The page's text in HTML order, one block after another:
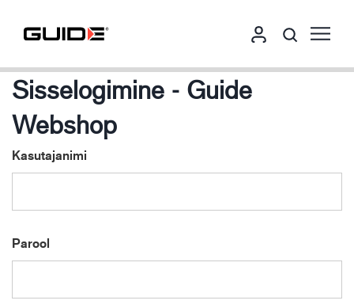
Sisselogimine - Guide
Webshop
Kasutajanimi
Parool